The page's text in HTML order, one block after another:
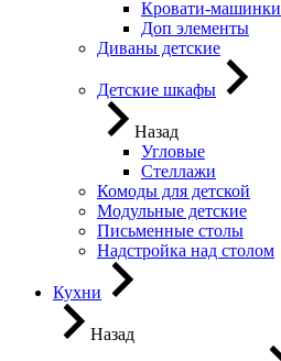
Кровати-машинки
Доп элементы
Диваны детские
Детские шкафы
Назад
Угловые
Стеллажи
Комоды для детской
Модульные детские
Письменные столы
Надстройка над столом
Кухни
Назад